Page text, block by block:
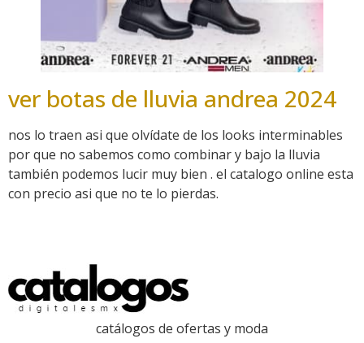
ver botas de lluvia andrea 2024
nos lo traen asi que olvídate de los looks interminables
por que no sabemos como combinar y bajo la lluvia
también podemos lucir muy bien . el catalogo online esta
con precio asi que no te lo pierdas.
catálogos de ofertas y moda